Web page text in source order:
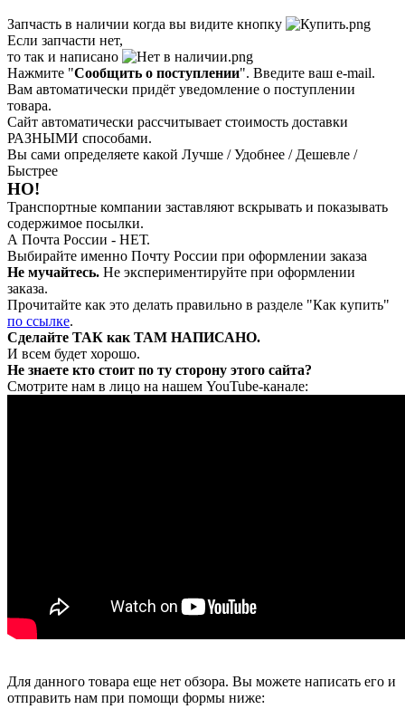
Запчасть в наличии когда вы видите кнопку
Если запчасти нет,
то так и написано
Нажмите "Сообщить о поступлении". Введите ваш e-mail.
Вам автоматически придёт уведомление о поступлении
товара.
Сайт автоматически рассчитывает стоимость доставки
РАЗНЫМИ способами.
Вы сами определяете какой Лучше / Удобнее / Дешевле /
Быстрее
НО!
Транспортные компании заставляют вскрывать и показывать
содержимое посылки.
А Почта России - НЕТ.
Выбирайте именно Почту России при оформлении заказа
Не мучайтесь. Не экспериментируйте при оформлении
заказа.
Прочитайте как это делать правильно в разделе "Как купить"
по ссылке.
Сделайте ТАК как ТАМ НАПИСАНО.
И всем будет хорошо.
Не знаете кто стоит по ту сторону этого сайта?
Смотрите нам в лицо на нашем YouTube-канале:
Для данного товара еще нет обзора. Вы можете написать его и
отправить нам при помощи формы ниже: